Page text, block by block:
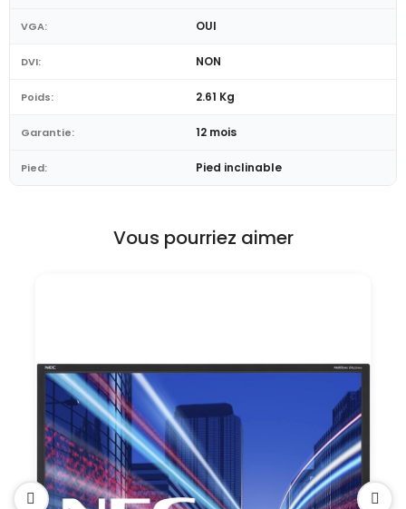
VGA: OUI
DVI: NON
Poids: 2.61 Kg
Garantie: 12 mois
Pied: Pied inclinable
Vous pourriez aimer